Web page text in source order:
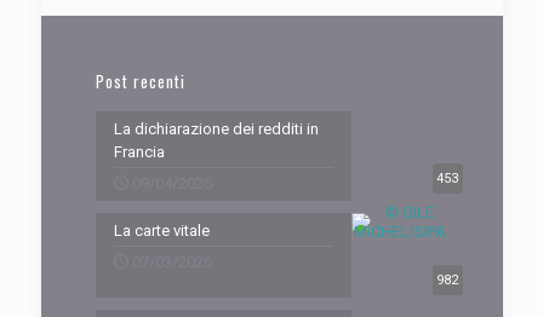
Post recenti
453
La dichiarazione dei redditi in
Francia
982
La carte vitale